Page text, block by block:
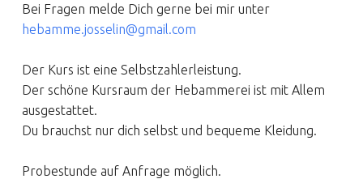
Bei Fragen melde Dich gerne bei mir unter
hebamme.josselin@gmail.com
Der Kurs ist eine Selbstzahlerleistung.
Der schöne Kursraum der Hebammerei ist mit Allem
ausgestattet.
Du brauchst nur dich selbst und bequeme Kleidung.
Probestunde auf Anfrage möglich.